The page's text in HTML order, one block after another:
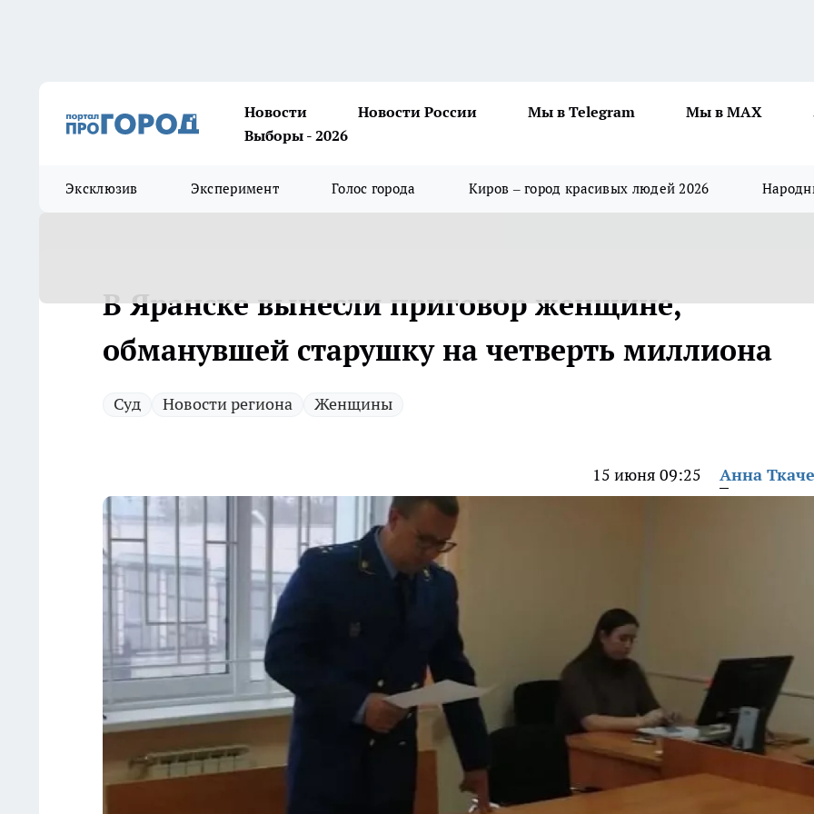
Новости Новости России Мы в Telegram Мы в MAX
Выборы - 2026
Эксклюзив Эксперимент Голос города Киров – город красивых людей 2026
В Яранске вынесли приговор женщине,
обманувшей старушку на четверть миллиона
Суд Новости региона Женщины
15 июня 09:25 Анна